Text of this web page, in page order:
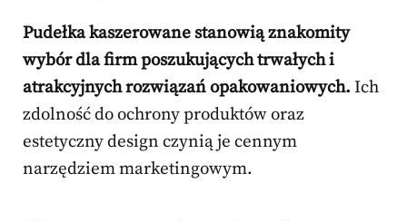
Pudełka kaszerowane stanowią znakomity
wybór dla firm poszukujących trwałych i
atrakcyjnych rozwiązań opakowaniowych. Ich
zdolność do ochrony produktów oraz
estetyczny design czynią je cennym
narzędziem marketingowym.